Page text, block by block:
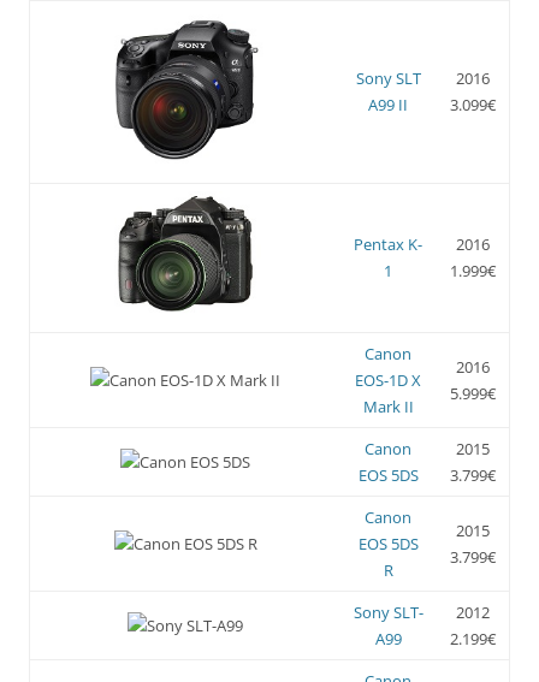
Sony SLT
A99 II
2016
3.099€
Pentax K-
1
2016
1.999€
Canon
EOS-1D X
Mark II
2016
5.999€
Canon
EOS 5DS
2015
3.799€
Canon
EOS 5DS
R
2015
3.799€
Sony SLT-
A99
2012
2.199€